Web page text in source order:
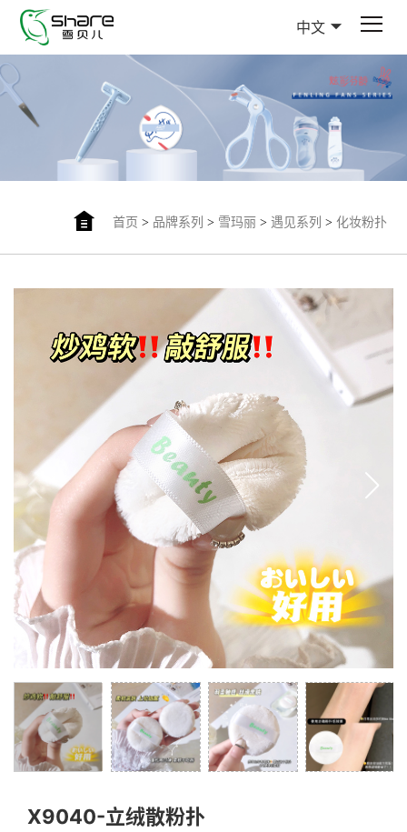
中文
首页 > 品牌系列 > 雪玛丽> 遇见系列 > 化妆粉扑
X9040-立绒散粉扑